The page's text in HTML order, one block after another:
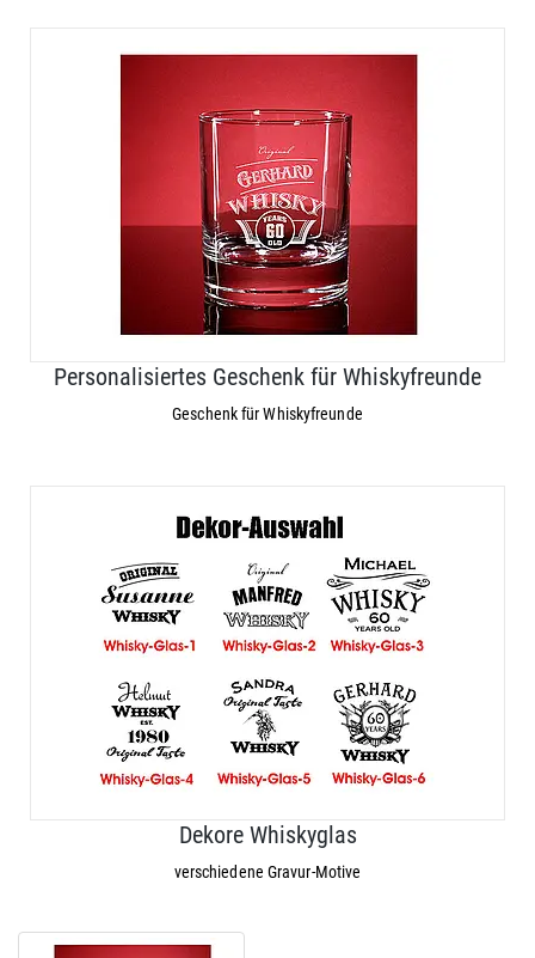
Personalisiertes Geschenk für Whiskyfreunde
Geschenk für Whiskyfreunde
Dekore Whiskyglas
verschiedene Gravur-Motive